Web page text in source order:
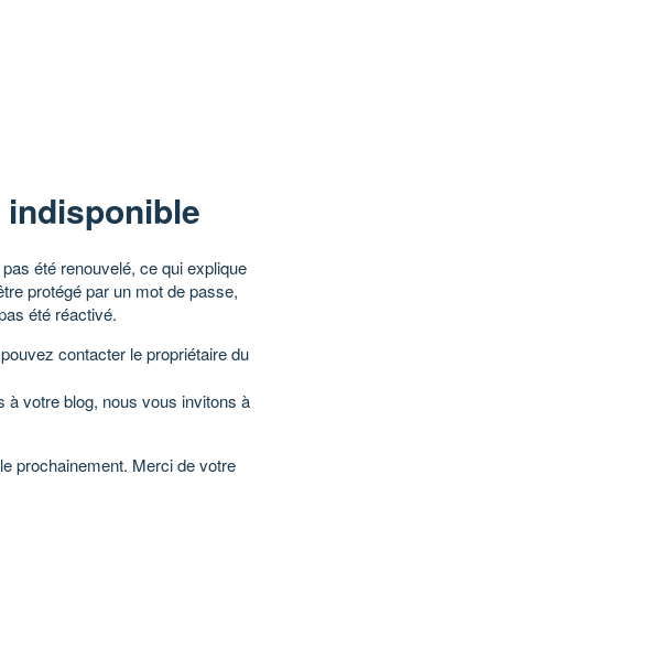
été renouvelé, ce qui explique
protégé par un mot de passe,
été réactivé.
contacter le propriétaire du
à votre blog, nous vous invitons à
prochainement. Merci de votre